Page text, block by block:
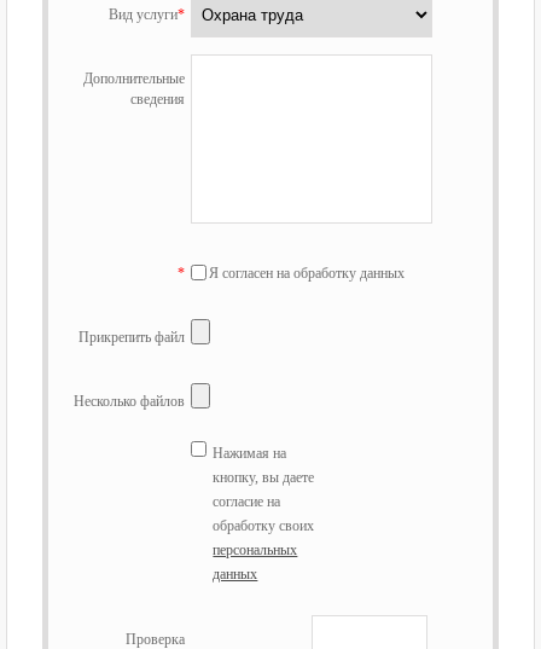
Вид услуги*
Дополнительные
сведения
* Я согласен на обработку данных
Прикрепить файл
Несколько файлов
Нажимая на
кнопку, вы даете
согласие на
обработку своих
персональных
данных
Проверка